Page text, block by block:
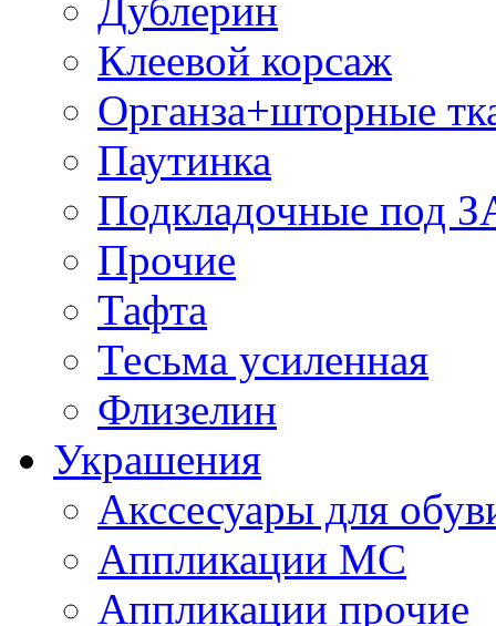
Дублерин
Клеевой корсаж
Органза+шторные
Паутинка
Подкладочные под
Прочие
Тафта
Тесьма усиленная
Флизелин
Украшения
Акссесуары для
Аппликации МС
Аппликации прочие